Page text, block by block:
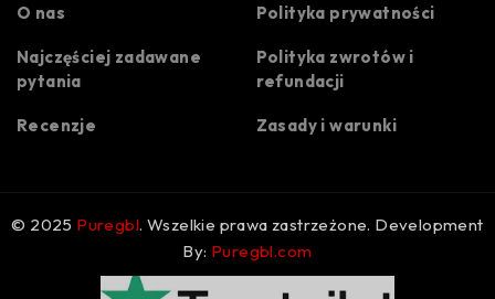
O nas
Najczęściej zadawane
pytania
Recenzje
Polityka prywatności
Polityka zwrotów i
refundacji
Zasady i warunki
© 2025 Puregbl. Wszelkie prawa zastrzeżone. Development
By: Puregbl.com
Dutch
Korean
Portuguese
Spanish